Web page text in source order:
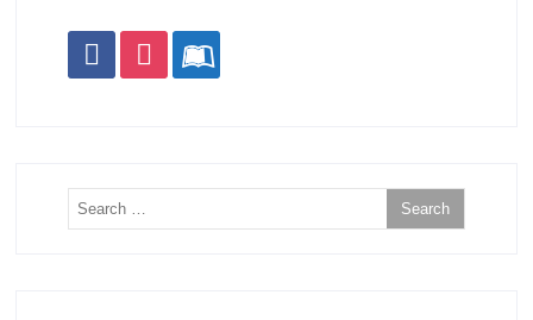
facebookinstagramleanpub